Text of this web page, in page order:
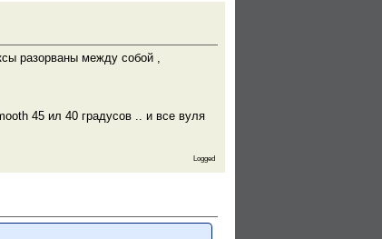
разорваны между собой ,
45 ил 40 градусов .. и все вуля
Logged